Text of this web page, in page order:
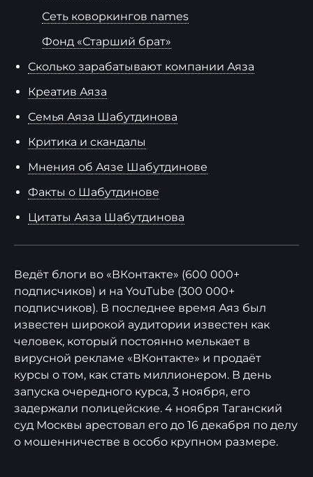
Сеть коворкингов names
Фонд «Старший брат»
Сколько зарабатывают компании Аяза
Креатив Аяза
Семья Аяза Шабутдинова
Критика и скандалы
Мнения об Аязе Шабутдинове
Факты о Шабутдинове
Цитаты Аяза Шабутдинова
Ведёт блоги во «ВКонтакте» (600 000+
подписчиков) и на YouTube (300 000+
подписчиков). В последнее время Аяз был
известен широкой аудитории известен как
человек, который постоянно мелькает в
вирусной рекламе «ВКонтакте» и продаёт
курсы о том, как стать миллионером. В день
запуска очередного курса, 3 ноября, его
задержали полицейские. 4 ноября Таганский
суд Москвы арестовал его до 16 декабря по делу
о мошенничестве в особо крупном размере.